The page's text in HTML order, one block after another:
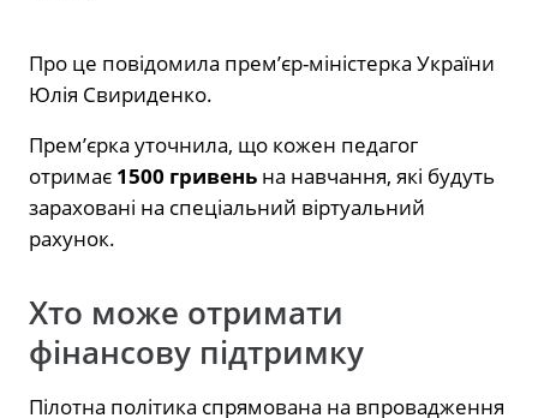
Про це повідомила прем’єр-міністерка України
Юлія Свириденко.
Прем’єрка уточнила, що кожен педагог
отримає 1500 гривень на навчання, які будуть
зараховані на спеціальний віртуальний
рахунок.
Хто може отримати
фінансову підтримку
Пілотна політика спрямована на впровадження